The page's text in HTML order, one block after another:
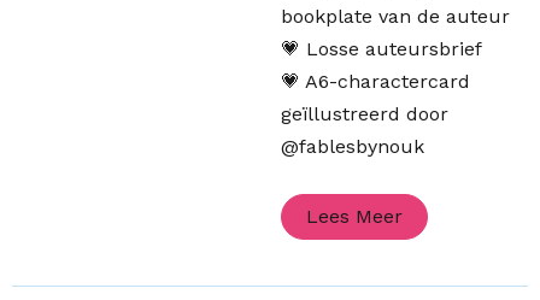
bookplate van de auteur
💗 Losse auteursbrief
💗 A6-charactercard
geïllustreerd door
@fablesbynouk
Lees Meer